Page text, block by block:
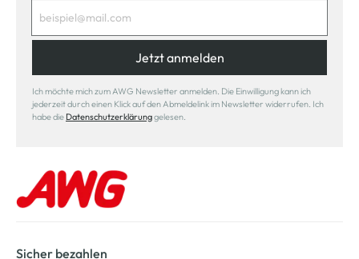
Jetzt anmelden
Ich möchte mich zum AWG Newsletter anmelden. Die Einwilligung kann ich
jederzeit durch einen Klick auf den Abmeldelink im Newsletter widerrufen. Ich
habe die Datenschutzerklärunggelesen.
Sicher bezahlen